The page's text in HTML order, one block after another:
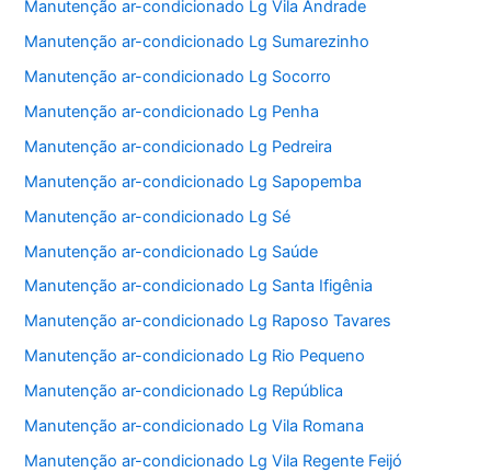
Manutenção ar-condicionado Lg Vila Andrade
Manutenção ar-condicionado Lg Sumarezinho
Manutenção ar-condicionado Lg Socorro
Manutenção ar-condicionado Lg Penha
Manutenção ar-condicionado Lg Pedreira
Manutenção ar-condicionado Lg Sapopemba
Manutenção ar-condicionado Lg Sé
Manutenção ar-condicionado Lg Saúde
Manutenção ar-condicionado Lg Santa Ifigênia
Manutenção ar-condicionado Lg Raposo Tavares
Manutenção ar-condicionado Lg Rio Pequeno
Manutenção ar-condicionado Lg República
Manutenção ar-condicionado Lg Vila Romana
Manutenção ar-condicionado Lg Vila Regente Feijó